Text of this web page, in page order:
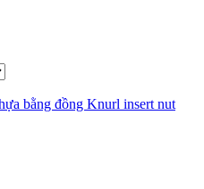
bằng đồng Knurl insert nut